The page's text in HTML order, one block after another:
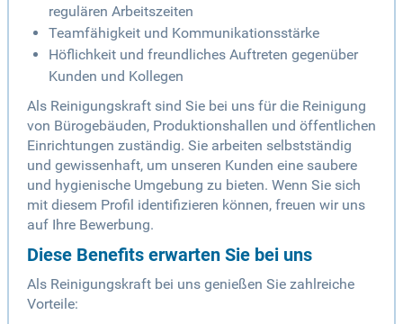
regulären Arbeitszeiten
Teamfähigkeit und Kommunikationsstärke
Höflichkeit und freundliches Auftreten gegenüber
Kunden und Kollegen
Als Reinigungskraft sind Sie bei uns für die Reinigung
von Bürogebäuden, Produktionshallen und öffentlichen
Einrichtungen zuständig. Sie arbeiten selbstständig
und gewissenhaft, um unseren Kunden eine saubere
und hygienische Umgebung zu bieten. Wenn Sie sich
mit diesem Profil identifizieren können, freuen wir uns
auf Ihre Bewerbung.
Diese Benefits erwarten Sie bei uns
Als Reinigungskraft bei uns genießen Sie zahlreiche
Vorteile: